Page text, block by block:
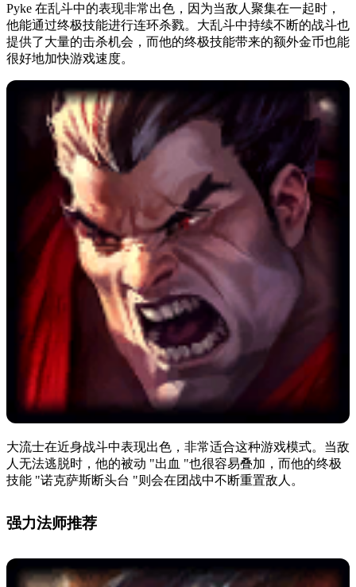
Pyke 在乱斗中的表现非常出色，因为当敌人聚集在一起时，
他能通过终极技能进行连环杀戮。大乱斗中持续不断的战斗也
提供了大量的击杀机会，而他的终极技能带来的额外金币也能
很好地加快游戏速度。
大流士在近身战斗中表现出色，非常适合这种游戏模式。当敌
人无法逃脱时，他的被动 "出血 "也很容易叠加，而他的终极
技能 "诺克萨斯断头台 "则会在团战中不断重置敌人。
强力法师推荐